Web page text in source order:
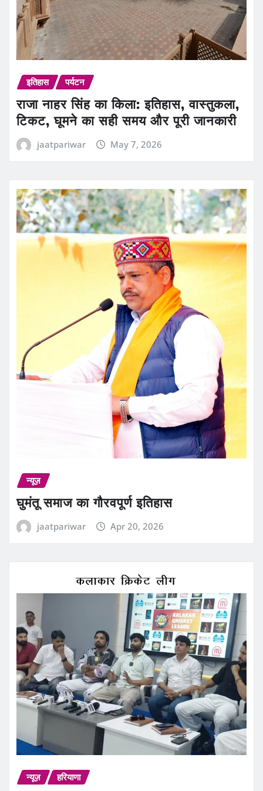
इतिहास पर्यटन
राजा नाहर सिंह का किला: इतिहास, वास्तुकला,
टिकट, घूमने का सही समय और पूरी जानकारी
jaatpariwar May 7, 2026
न्यूज़
घुमंतू समाज का गौरवपूर्ण इतिहास
jaatpariwar Apr 20, 2026
न्यूज़ हरियाणा